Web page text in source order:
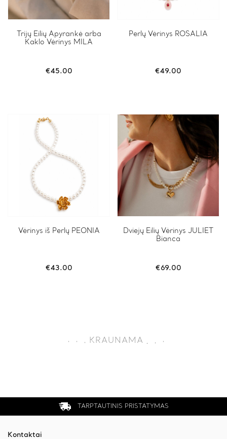
Trijų Eilių Apyrankė arba
Kaklo Vėrinys MILA
€45.00
Perlų Vėrinys ROSALIA
€49.00
Vėrinys iš Perlų PEONIA
€43.00
Dviejų Eilių Vėrinys JULIET
Bianca
€69.00
. . . KRAUNAMA .
TARPTAUTINIS PRISTATYMAS
Kontaktai